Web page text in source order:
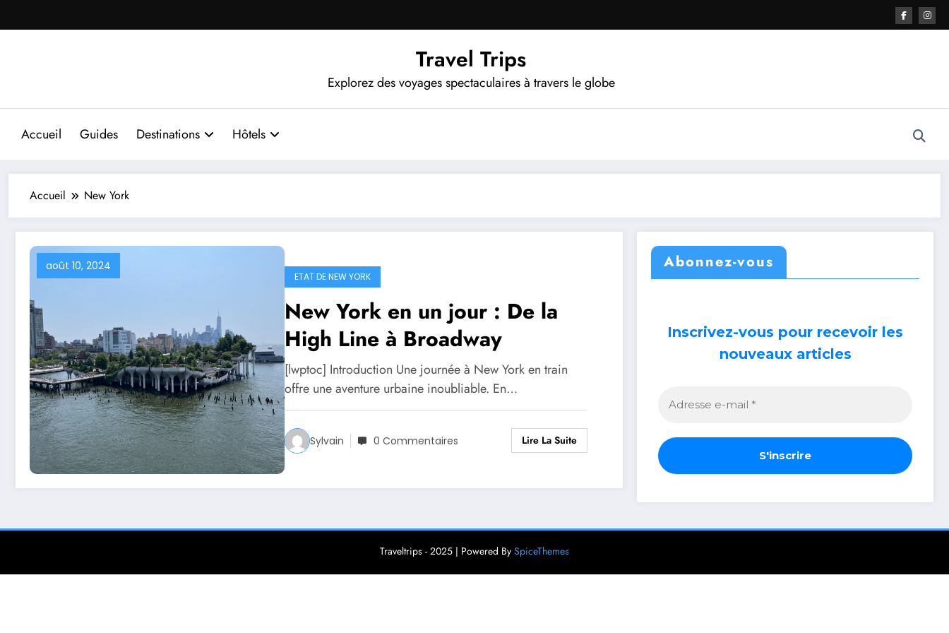
au
Travel Trips
Explorez des voyages spectaculaires à travers le globe
Accueil Guides Destinations Hôtels
Accueil New York
août 10, 2024
ETAT DE NEW YORK
New York en un jour : De la
High Line à Broadway
[lwptoc] Introduction Une journée à New York en train
offre une aventure urbaine inoubliable. En…
Sylvain 0 Commentaires Lire La Suite
Abonnez-vous
Inscrivez-vous pour recevoir les
nouveaux articles
Traveltrips - 2025 | Powered By SpiceThemes